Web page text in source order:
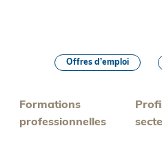
Formations
professionnelles
Offres d’emploi